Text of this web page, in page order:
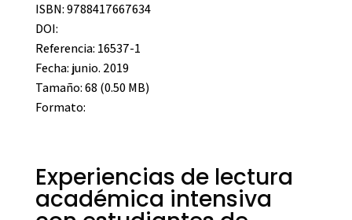
ISBN: 9788417667634
DOI:
Referencia: 16537-1
Fecha: junio. 2019
Tamaño: 68 (0.50 MB)
Formato:
Experiencias de lectura
académica intensiva